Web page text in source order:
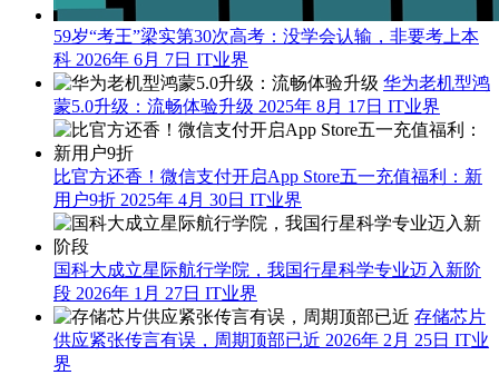
59岁“考王”梁实第30次高考：没学会认输，非要考上本
科 2026年 6月 7日 IT业界
华为老机型鸿
蒙5.0升级：流畅体验升级 2025年 8月 17日 IT业界
比官方还香！微信支付开启App Store五一充值福利：新
用户9折 2025年 4月 30日 IT业界
国科大成立星际航行学院，我国行星科学专业迈入新阶
段 2026年 1月 27日 IT业界
存储芯片
供应紧张传言有误，周期顶部已近 2026年 2月 25日 IT业
界